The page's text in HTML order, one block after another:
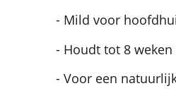
- Mild voor
- Houdt tot 8 weken
- Voor een